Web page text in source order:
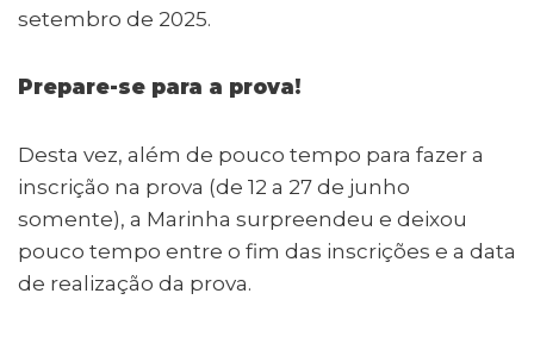
setembro de 2025.
Prepare-se para a prova!
Desta vez, além de pouco tempo para fazer a
inscrição na prova (de 12 a 27 de junho
somente), a Marinha surpreendeu e deixou
pouco tempo entre o fim das inscrições e a data
de realização da prova.